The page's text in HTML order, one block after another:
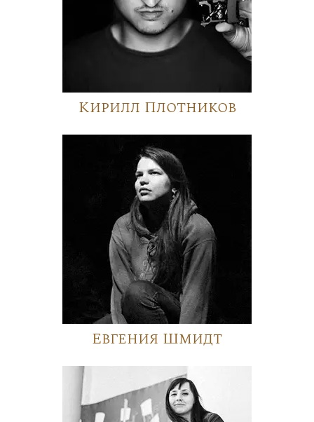
Кирилл Плотников
Евгения Шмидт